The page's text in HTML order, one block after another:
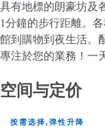
具有地標的朗豪坊及
1分鐘的步行距離。
館到購物到夜生活。
專注於您的業務！一
空间与定价
按需选择,弹性升降